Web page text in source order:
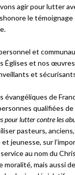
agir pour lutter
le témoignage
et
Églises et nos
et
évangéliques de
qualifiées
pour lutter contre les
pasteurs,
jeunesse, sur
au nom du
mais aussi